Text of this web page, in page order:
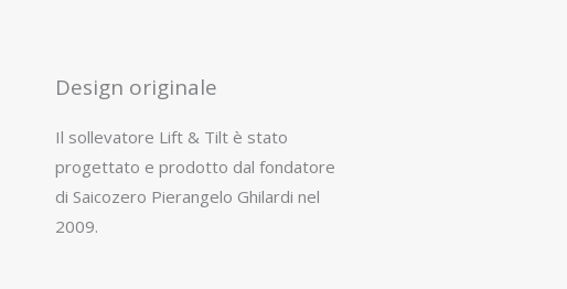
Design originale
Il sollevatore Lift & Tilt è stato
progettato e prodotto dal fondatore
di Saicozero Pierangelo Ghilardi nel
2009.